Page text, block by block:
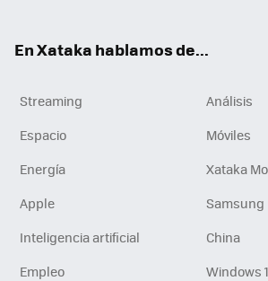
En Xataka hablamos de...
Streaming
Análisis
Espacio
Móviles
Energía
Xataka
Apple
Samsung
Inteligencia artificial
China
Empleo
Windows